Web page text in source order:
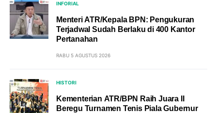
INFORIAL
Menteri ATR/Kepala BPN: Pengukuran
Terjadwal Sudah Berlaku di 400 Kantor
Pertanahan
RABU 5 AGUSTUS 2026
HISTORI
Kementerian ATR/BPN Raih Juara II
Beregu Turnamen Tenis Piala Gubernur